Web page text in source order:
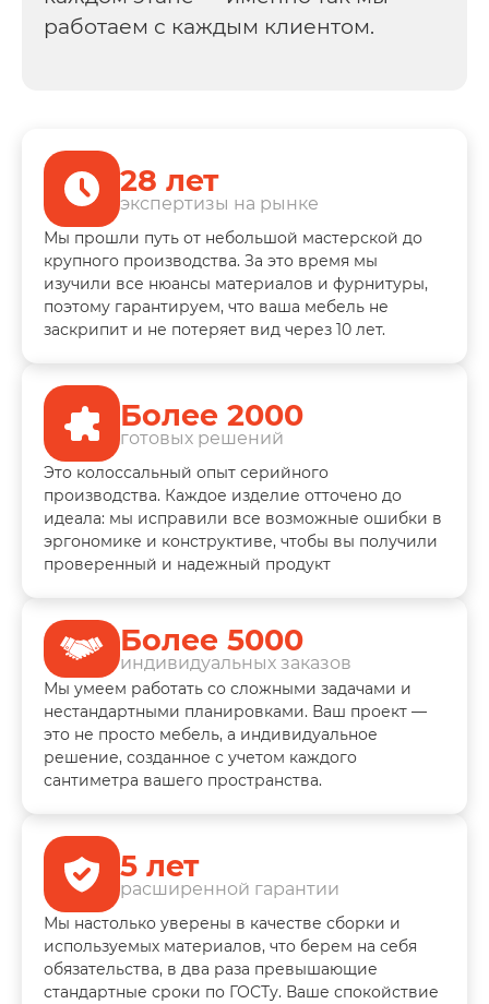
работаем с каждым клиентом.
28 лет
экспертизы на рынке
Мы прошли путь от небольшой мастерской до
крупного производства. За это время мы
изучили все нюансы материалов и фурнитуры,
поэтому гарантируем, что ваша мебель не
заскрипит и не потеряет вид через 10 лет.
Более 2000
готовых решений
Это колоссальный опыт серийного
производства. Каждое изделие отточено до
идеала: мы исправили все возможные ошибки в
эргономике и конструктиве, чтобы вы получили
проверенный и надежный продукт
Более 5000
индивидуальных заказов
Мы умеем работать со сложными задачами и
нестандартными планировками. Ваш проект —
это не просто мебель, а индивидуальное
решение, созданное с учетом каждого
сантиметра вашего пространства.
5 лет
расширенной гарантии
Мы настолько уверены в качестве сборки и
используемых материалов, что берем на себя
обязательства, в два раза превышающие
стандартные сроки по ГОСТу. Ваше спокойствие